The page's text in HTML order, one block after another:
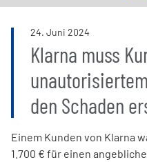
24. Juni 2024
Klarna muss
den Schaden
Einem Kunden von Klarna
1.700 € für einen